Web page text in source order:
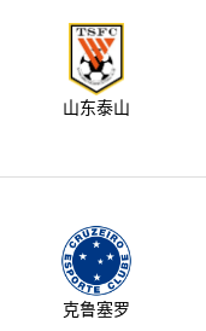
山东泰山
克鲁塞罗